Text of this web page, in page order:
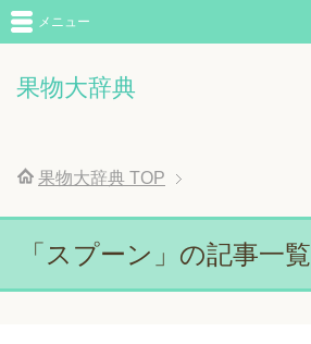
果物大辞典
メニュー
果物大辞典 TOP
「スプーン」の記事一覧